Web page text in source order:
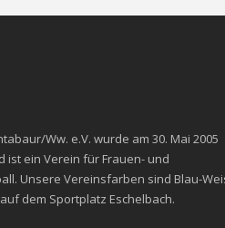
Ww. e.V. wurde am 30. Mai 2005
ist ein Verein für Frauen- und
Unsere Vereinsfarben sind Blau-
dem Sportplatz Eschelbach.